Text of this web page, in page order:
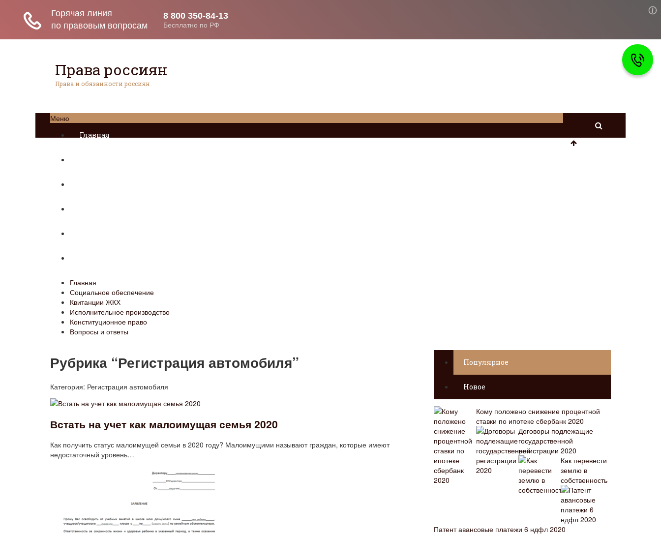
Права россиян
Права и обязанности россиян
Меню
Главная
Главная
Социальное обеспечение
Квитанции ЖКХ
Исполнительное производство
Конституционное право
Вопросы и ответы
Рубрика “Регистрация автомобиля”
Категория: Регистрация автомобиля
Встать на учет как малоимущая семья 2020
Как получить статус малоимущей семьи в 2020 году? Малоимущими называют граждан, которые имеют
недостаточный уровень…
Популярное
Новое
Кому положено снижение процентной
ставки по ипотеке сбербанк 2020
Договоры подлежащие
государственной
регистрации 2020
Как перевести
землю в
собственность
Патент авансовые платежи 6 ндфл 2020